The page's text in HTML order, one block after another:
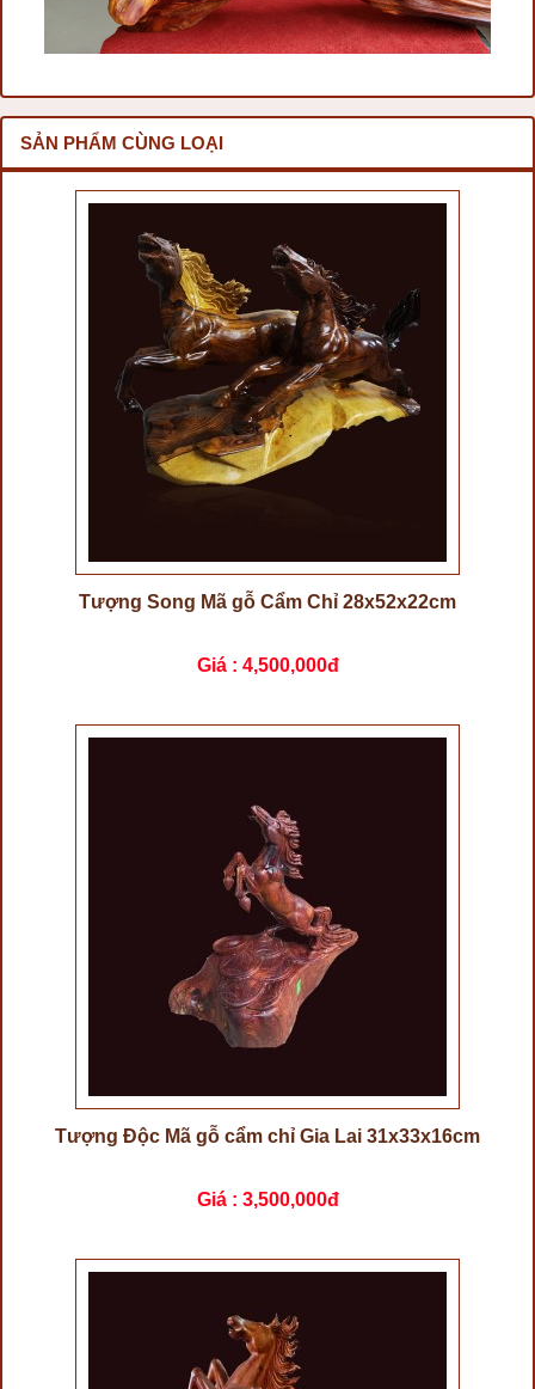
SẢN PHẨM CÙNG LOẠI
Tượng Song Mã gỗ Cẩm Chỉ 28x52x22cm
Giá : 4,500,000đ
Tượng Độc Mã gỗ cẩm chỉ Gia Lai 31x33x16cm
Giá : 3,500,000đ